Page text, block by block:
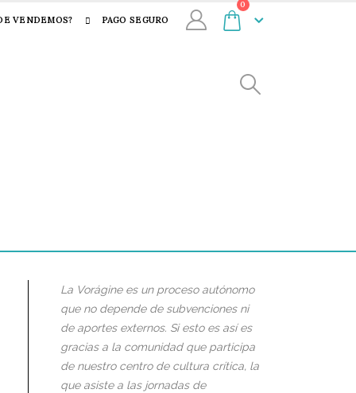
VENDEMOS? PAGO SEGURO
0
La Vorágine es un proceso autónomo
que no depende de subvenciones ni
de aportes externos. Si esto es así es
gracias a la comunidad que participa
de nuestro centro de cultura crítica, la
que asiste a las jornadas de